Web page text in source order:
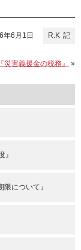
R.K
年6月1日
災害義援金の税務』 »
について』